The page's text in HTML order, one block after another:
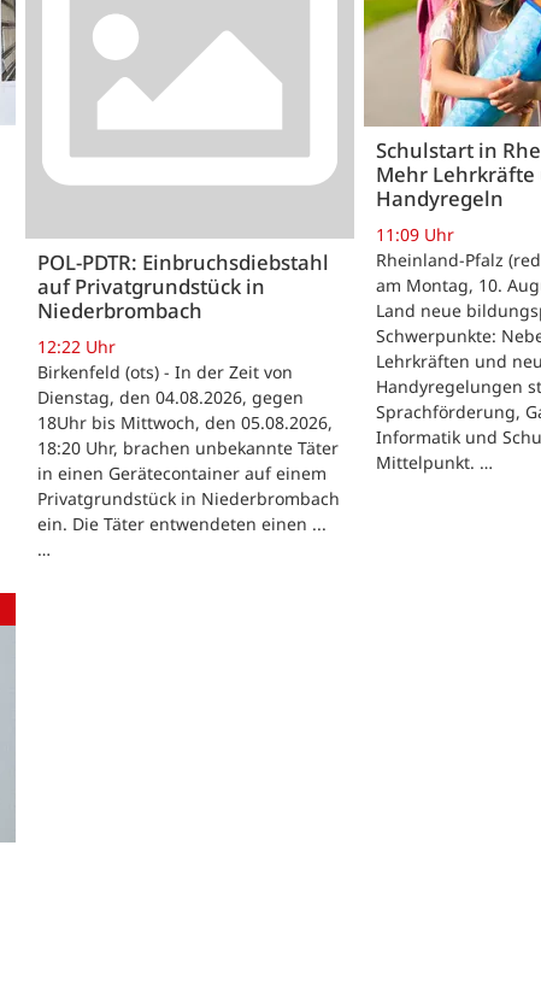
POL-PDTR: Einbruchsdiebstahl
auf Privatgrundstück in
Niederbrombach
12:22 Uhr
Birkenfeld (ots) - In der Zeit von
Dienstag, den 04.08.2026, gegen
18Uhr bis Mittwoch, den 05.08.2026,
18:20 Uhr, brachen unbekannte Täter
in einen Gerätecontainer auf einem
Privatgrundstück in Niederbrombach
ein. Die Täter entwendeten einen ...
…
Schulstart in
Mehr Lehrkräfte
Handyregeln
11:09 Uhr
Rheinland-Pfalz
am Montag, 10.
Land neue
Schwerpunkte:
Lehrkräften und
Handyregelungen
Sprachförderung,
Informatik und
Mittelpunkt. …